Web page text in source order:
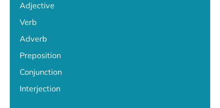
Adjective
Verb
Adverb
Preposition
Conjunction
Interjection